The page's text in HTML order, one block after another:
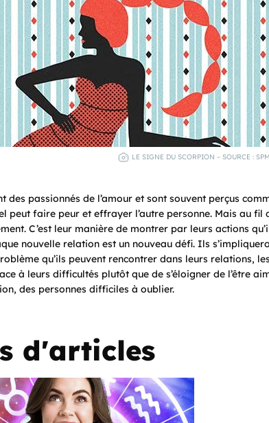
LE SIGNE DU SCORPION – SOURCE : SPM
des passionnés de l’amour et sont souvent perçus
peut faire peur et effrayer l’autre personne. Mais au fil
C’est leur manière de montrer par leurs actions
nouvelle relation est un nouveau défi. Ils
qu’ils peuvent rencontrer dans leurs relations,
à leurs difficultés plutôt que de s’éloigner de l’être
des personnes difficiles à oublier.
d'articles